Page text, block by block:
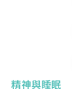
精神與睡眠